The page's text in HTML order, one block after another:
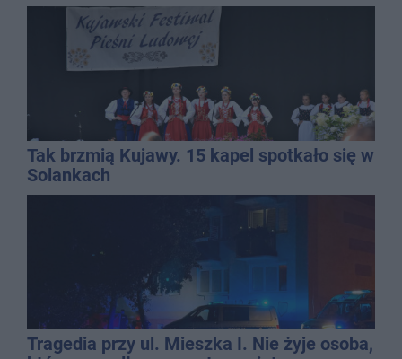
Tak brzmią Kujawy. 15 kapel spotkało się w
Solankach
Tragedia przy ul. Mieszka I. Nie żyje osoba,